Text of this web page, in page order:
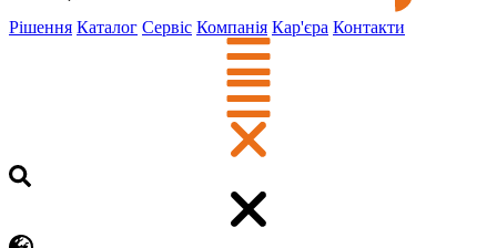
Рішення Каталог Сервіс Компанія Кар'єра Контакти